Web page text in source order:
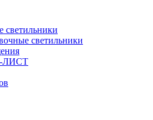
светильники
светильники
ЛИСТ